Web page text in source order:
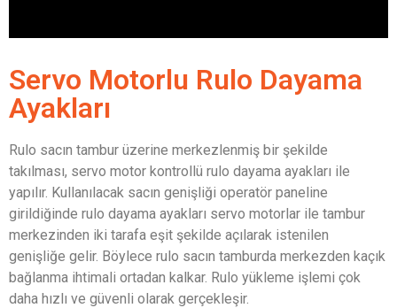
Servo Motorlu Rulo Dayama
Ayakları
Rulo sacın tambur üzerine merkezlenmiş bir şekilde
takılması, servo motor kontrollü rulo dayama ayakları ile
yapılır. Kullanılacak sacın genişliği operatör paneline
girildiğinde rulo dayama ayakları servo motorlar ile tambur
merkezinden iki tarafa eşit şekilde açılarak istenilen
genişliğe gelir. Böylece rulo sacın tamburda merkezden kaçık
bağlanma ihtimali ortadan kalkar. Rulo yükleme işlemi çok
daha hızlı ve güvenli olarak gerçekleşir.